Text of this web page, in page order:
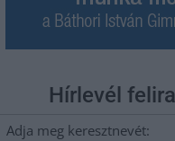
Hírlevél
Adja meg keresztnevét: